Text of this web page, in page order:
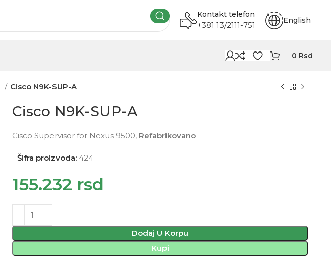
Kontakt telefon
+381 13/2111-751 English
0 Rsd
Cisco N9K-SUP-A
Cisco N9K-SUP-A
Cisco Supervisor for Nexus 9500, Refabrikovano
Šifra proizvoda: 424
155.232 rsd
Dodaj U Korpu
Kupi